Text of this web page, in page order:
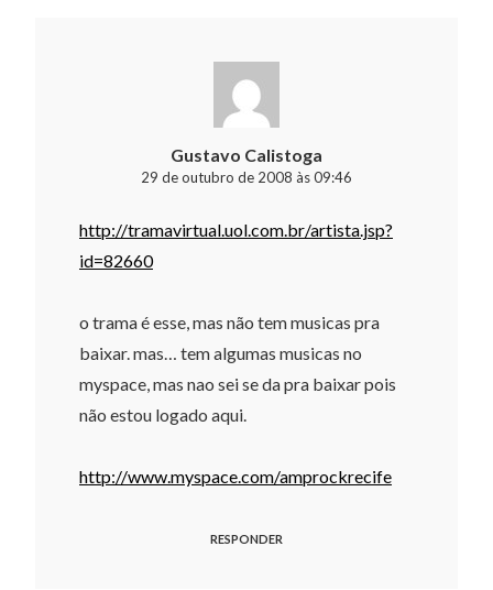
Gustavo Calistoga
29 de outubro de 2008 às 09:46
http://tramavirtual.uol.com.br/artista.jsp?
id=82660
o trama é esse, mas não tem musicas pra
baixar. mas… tem algumas musicas no
myspace, mas nao sei se da pra baixar pois
não estou logado aqui.
http://www.myspace.com/amprockrecife
RESPONDER